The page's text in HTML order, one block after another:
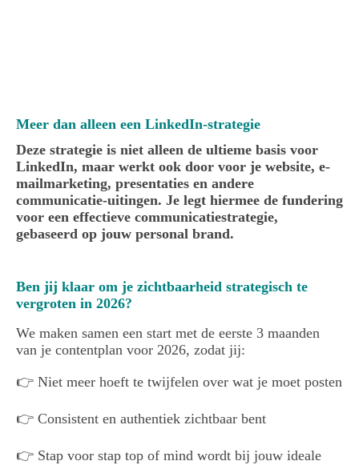
Meer dan alleen een LinkedIn-strategie
Deze strategie is niet alleen de ultieme basis voor
LinkedIn, maar werkt ook door voor je website, e-
mailmarketing, presentaties en andere
communicatie-uitingen. Je legt hiermee de fundering
voor een effectieve communicatiestrategie,
gebaseerd op jouw personal brand.
Ben jij klaar om je zichtbaarheid strategisch te
vergroten in 2026?
We maken samen een start met de eerste 3 maanden
van je contentplan voor 2026, zodat jij:
👉 Niet meer hoeft te twijfelen over wat je moet posten
👉 Consistent en authentiek zichtbaar bent
👉 Stap voor stap top of mind wordt bij jouw ideale